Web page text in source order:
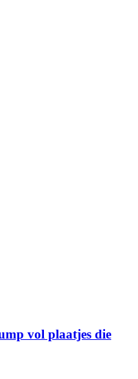
vol plaatjes die